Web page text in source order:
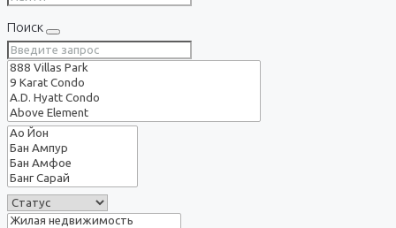
Поиск